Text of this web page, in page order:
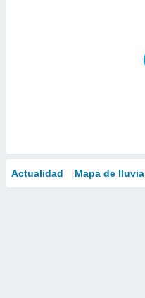
Actualidad Mapa de lluvia